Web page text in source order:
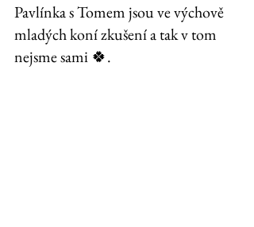
Pavlínka s Tomem jsou ve výchově
mladých koní zkušení a tak v tom
nejsme sami 🍀.